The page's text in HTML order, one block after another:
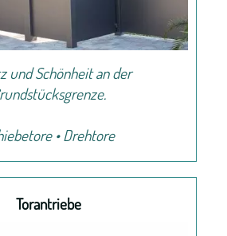
und Schönheit an der
• Drehtore
Torantriebe